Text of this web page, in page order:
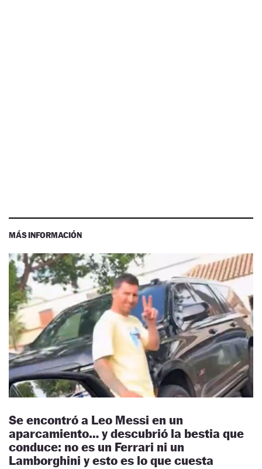
MÁS INFORMACIÓN
Se encontró a Leo Messi en un
aparcamiento… y descubrió la bestia que
conduce: no es un Ferrari ni un
Lamborghini y esto es lo que cuesta